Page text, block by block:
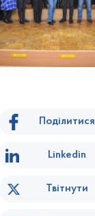
Поділитися
Linkedin
Твітнути